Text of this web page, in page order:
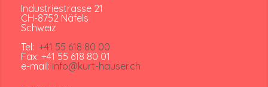
Industriestrasse 21
CH-8752 Näfels
Schweiz
Tel: +41 55 618 80 00
Fax: +41 55 618 80 01
e-mail: info@kurt-hauser.ch